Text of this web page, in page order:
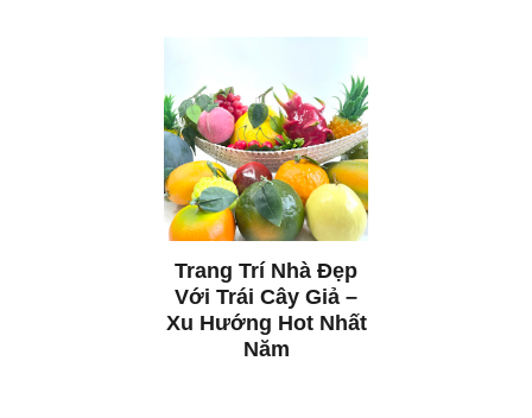
Trang Trí Nhà Đẹp
Với Trái Cây Giả –
Xu Hướng Hot Nhất
Năm